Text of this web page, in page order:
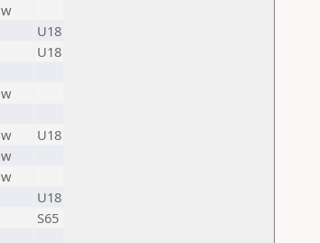
w
U18
U18
w
w
U18
w
w
U18
S65